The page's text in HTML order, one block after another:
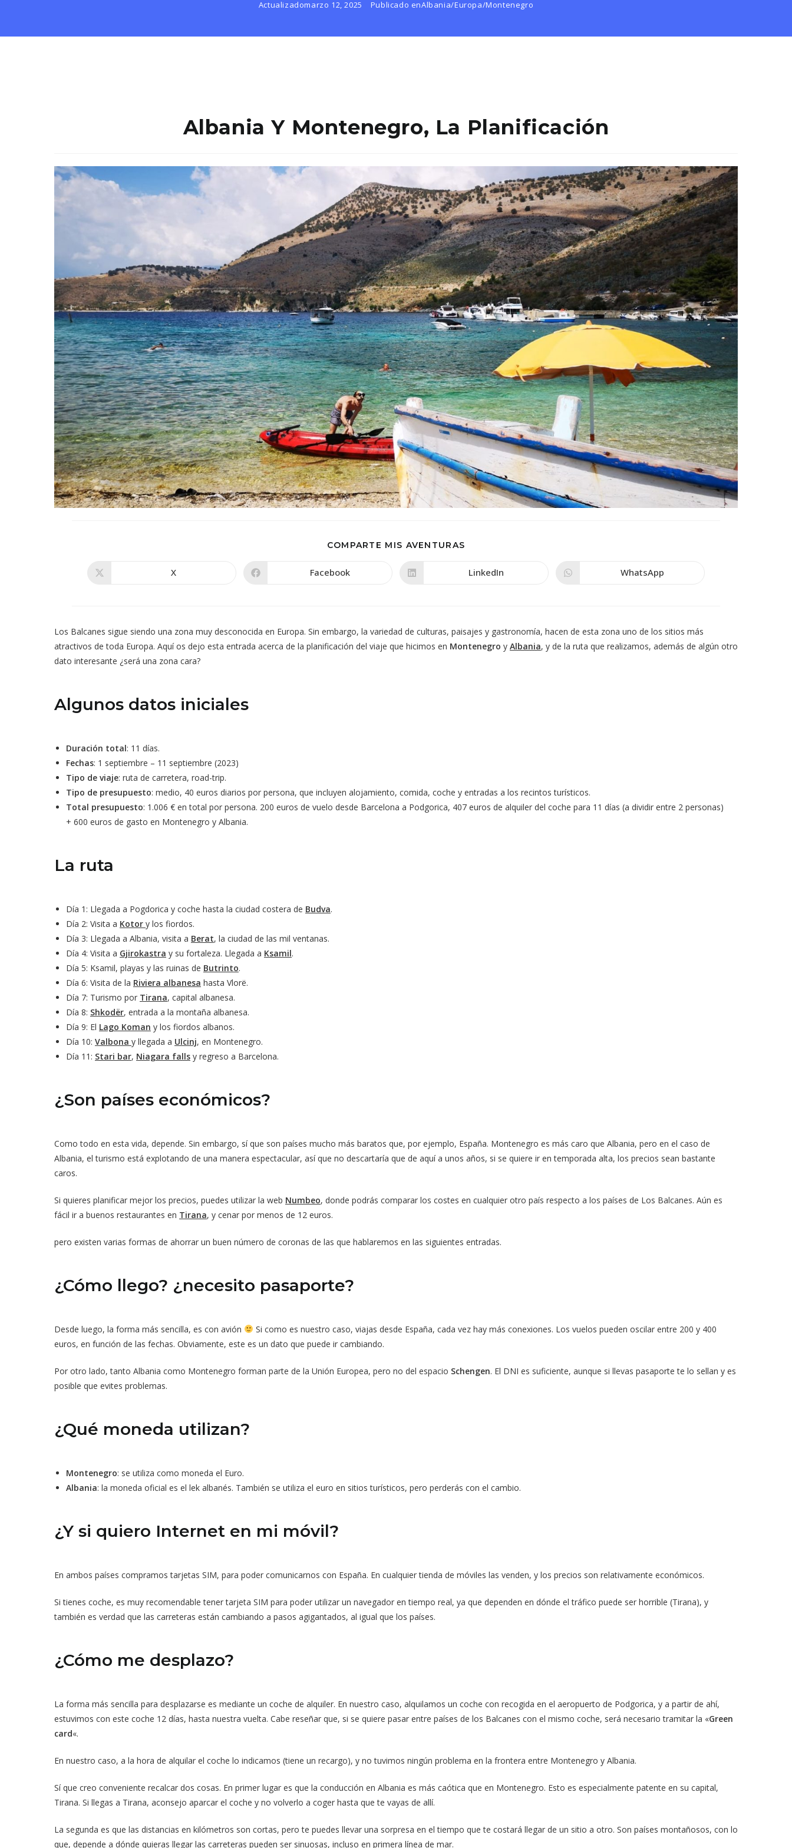
Actualizadomarzo 12, 2025 Publicado enAlbania/Europa/Montenegro
Albania Y Montenegro, La Planificación
COMPARTE MIS AVENTURAS
CONTENIDO
X Se
Facebook Se
LinkedIn Se
WhatsApp
Los Balcanes sigue siendo una zona muy desconocida en Europa. Sin embargo, la variedad de culturas, paisajes y gastronomía, hacen de esta zona uno de los sitios más
atractivos de toda Europa. Aquí os dejo esta entrada acerca de la planificación del viaje que hicimos en Montenegro y Albania, y de la ruta que realizamos, además de algún otro
dato interesante ¿será una zona cara?
Algunos datos iniciales
Duración total: 11 días.
Fechas: 1 septiembre – 11 septiembre (2023)
Tipo de viaje: ruta de carretera, road-trip.
Tipo de presupuesto: medio, 40 euros diarios por persona, que incluyen alojamiento, comida, coche y entradas a los recintos turísticos.
Total presupuesto: 1.006 € en total por persona. 200 euros de vuelo desde Barcelona a Podgorica, 407 euros de alquiler del coche para 11 días (a dividir entre 2 personas)
+ 600 euros de gasto en Montenegro y Albania.
La ruta
Día 1: Llegada a Pogdorica y coche hasta la ciudad costera de Budva.
Día 2: Visita a Kotor y los fiordos.
Día 3: Llegada a Albania, visita a Berat, la ciudad de las mil ventanas.
Día 4: Visita a Gjirokastra y su fortaleza. Llegada a Ksamil.
Día 5: Ksamil, playas y las ruinas de Butrinto.
Día 6: Visita de la Riviera albanesa hasta Vlorë.
Día 7: Turismo por Tirana, capital albanesa.
Día 8: Shkodër, entrada a la montaña albanesa.
Día 9: El Lago Koman y los fiordos albanos.
Día 10: Valbona y llegada a Ulcinj, en Montenegro.
Día 11: Stari bar, Niagara falls y regreso a Barcelona.
¿Son países económicos?
Como todo en esta vida, depende. Sin embargo, sí que son países mucho más baratos que, por ejemplo, España. Montenegro es más caro que Albania, pero en el caso de
Albania, el turismo está explotando de una manera espectacular, así que no descartaría que de aquí a unos años, si se quiere ir en temporada alta, los precios sean bastante
caros.
Si quieres planificar mejor los precios, puedes utilizar la web Numbeo, donde podrás comparar los costes en cualquier otro país respecto a los países de Los Balcanes. Aún es
fácil ir a buenos restaurantes en Tirana, y cenar por menos de 12 euros.
pero existen varias formas de ahorrar un buen número de coronas de las que hablaremos en las siguientes entradas.
¿Cómo llego? ¿necesito pasaporte?
Desde luego, la forma más sencilla, es con avión
Si como es nuestro caso, viajas desde España, cada vez hay más conexiones. Los vuelos pueden oscilar entre 200 y 400
euros, en función de las fechas. Obviamente, este es un dato que puede ir cambiando.
Por otro lado, tanto Albania como Montenegro forman parte de la Unión Europea, pero no del espacio Schengen. El DNI es suficiente, aunque si llevas pasaporte te lo sellan y es
posible que evites problemas.
¿Qué moneda utilizan?
Montenegro: se utiliza como moneda el Euro.
Albania: la moneda oficial es el lek albanés. También se utiliza el euro en sitios turísticos, pero perderás con el cambio.
¿Y si quiero Internet en mi móvil?
En ambos países compramos tarjetas SIM, para poder comunicarnos con España. En cualquier tienda de móviles las venden, y los precios son relativamente económicos.
Si tienes coche, es muy recomendable tener tarjeta SIM para poder utilizar un navegador en tiempo real, ya que dependen en dónde el tráfico puede ser horrible (Tirana), y
también es verdad que las carreteras están cambiando a pasos agigantados, al igual que los países.
¿Cómo me desplazo?
La forma más sencilla para desplazarse es mediante un coche de alquiler. En nuestro caso, alquilamos un coche con recogida en el aeropuerto de Podgorica, y a partir de ahí,
estuvimos con este coche 12 días, hasta nuestra vuelta. Cabe reseñar que, si se quiere pasar entre países de los Balcanes con el mismo coche, será necesario tramitar la «Green
card«.
En nuestro caso, a la hora de alquilar el coche lo indicamos (tiene un recargo), y no tuvimos ningún problema en la frontera entre Montenegro y Albania.
Sí que creo conveniente recalcar dos cosas. En primer lugar es que la conducción en Albania es más caótica que en Montenegro. Esto es especialmente patente en su capital,
Tirana. Si llegas a Tirana, aconsejo aparcar el coche y no volverlo a coger hasta que te vayas de allí.
La segunda es que las distancias en kilómetros son cortas, pero te puedes llevar una sorpresa en el tiempo que te costará llegar de un sitio a otro. Son países montañosos, con lo
que, depende a dónde quieras llegar las carreteras pueden ser sinuosas, incluso en primera línea de mar.